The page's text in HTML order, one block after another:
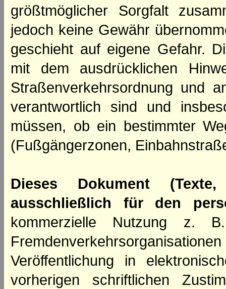
größtmöglicher Sorgfalt
jedoch keine Gewähr
geschieht auf eigene Gefahr.
mit dem ausdrücklichen
Straßenverkehrsordnung und
verantwortlich sind und
müssen, ob ein bestimmter
(Fußgängerzonen,
Dieses Dokument
ausschließlich für den
kommerzielle Nutzung z.
Veröffentlichung in
vorherigen schriftlichen